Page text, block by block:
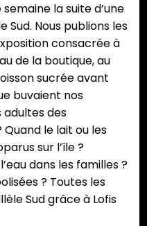
la suite d’une
Sud. Nous publions les
consacrée à
de la boutique, au
sucrée avant
buvaient nos
des
le lait ou les
sur l’île ?
dans les familles ?
? Toutes les
Sud grâce à Lofis